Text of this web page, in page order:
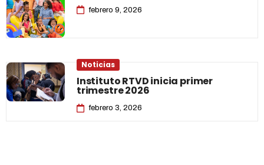
febrero 9, 2026
Noticias
Instituto RTVD inicia primer
trimestre 2026
febrero 3, 2026